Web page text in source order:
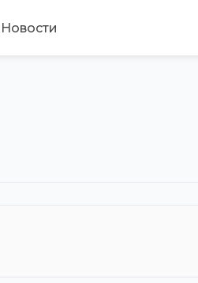
Новости